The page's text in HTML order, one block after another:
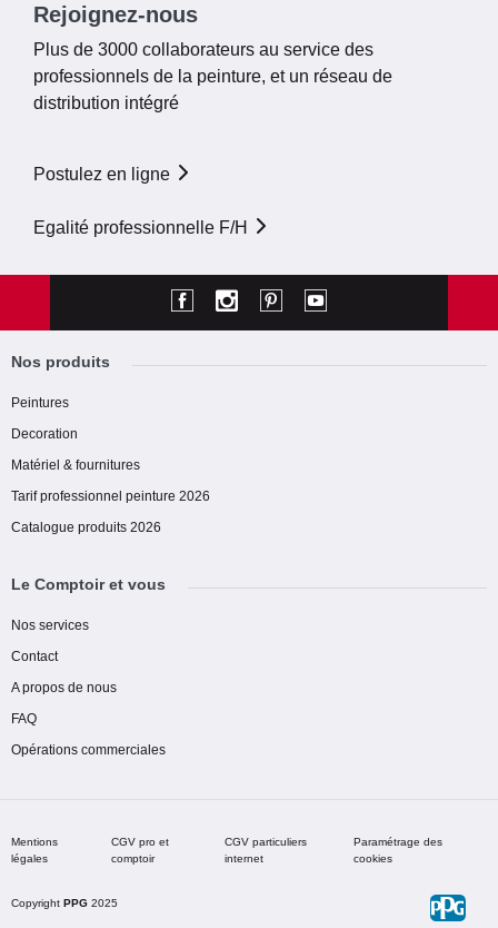
Rejoignez-nous
Plus de 3000 collaborateurs au service des
professionnels de la peinture, et un réseau de
distribution intégré
Postulez en ligne
Egalité professionnelle F/H
Nos produits
Peintures
Decoration
Matériel & fournitures
Tarif professionnel peinture 2026
Catalogue produits 2026
Le Comptoir et vous
Nos services
Contact
A propos de nous
FAQ
Opérations commerciales
Mentions
légales
CGV pro et
comptoir
CGV particuliers
internet
Paramétrage des
cookies
Copyright PPG 2025